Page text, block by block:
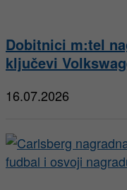
Dobitnici m:tel
ključevi
16.07.2026